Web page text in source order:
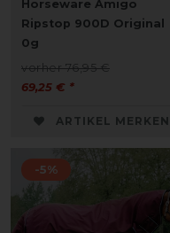
Horseware Amigo
Ripstop 900D Original
0g
vorher 76,95 €
69,25 € *
ARTIKEL MERKEN
-5%